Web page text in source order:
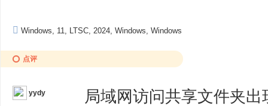
Windows, 11, LTSC, 2024, Windows, Windows
点评
yydy
局域网访问共享文件夹